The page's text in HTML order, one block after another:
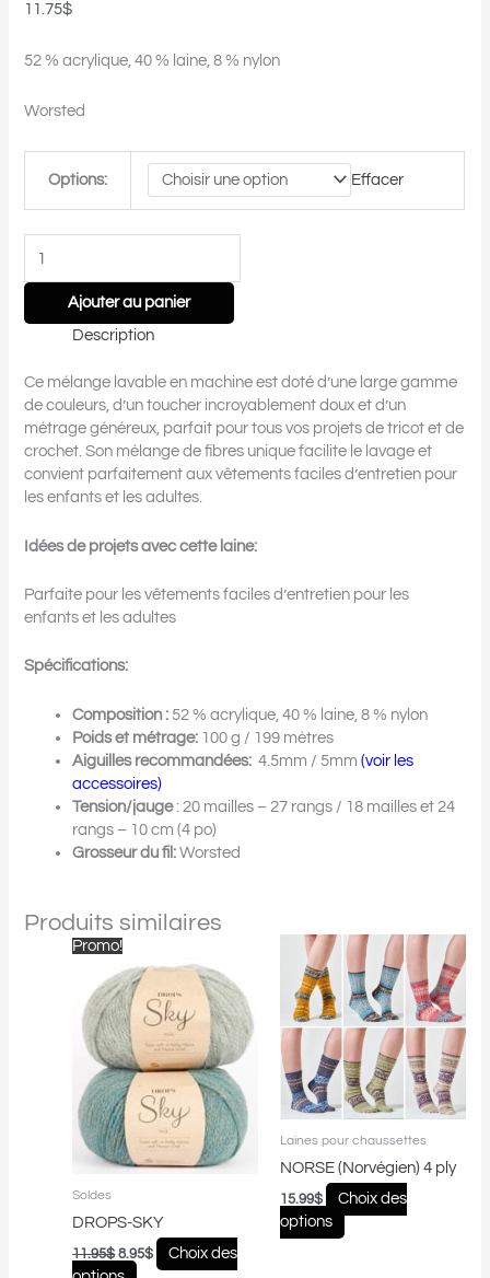
11.75$
52 % acrylique, 40 % laine, 8 % nylon
Worsted
Options: Effacer
Ajouter au panier
Description
Ce mélange lavable en machine est doté d’une large gamme
de couleurs, d’un toucher incroyablement doux et d’un
métrage généreux, parfait pour tous vos projets de tricot et de
crochet. Son mélange de fibres unique facilite le lavage et
convient parfaitement aux vêtements faciles d’entretien pour
les enfants et les adultes.
Idées de projets avec cette laine:
Parfaite pour les vêtements faciles d’entretien pour les
enfants et les adultes
Spécifications:
Composition : 52 % acrylique, 40 % laine, 8 % nylon
Poids et métrage: 100 g / 199 mètres
Aiguilles recommandées: 4.5mm / 5mm(voir les
accessoires)
Tension/jauge: 20 mailles – 27 rangs / 18 mailles et 24
rangs – 10 cm (4 po)
Grosseur du fil: Worsted
Produits similaires
Promo!
Soldes
DROPS-SKY
11.95$
Le
initial
était :
11.95$.
8.95$
est :
8.95$.
Choix des
produit
a
plusieurs
variations.
Les
options
peuvent
être
choisies
sur
page
du
produit
Laines pour chaussettes
NORSE (Norvégien) 4 ply
15.99$
Choix des
options
Ce
produit
a
plusieurs
variations.
Les
options
peuvent
sur
la
page
du